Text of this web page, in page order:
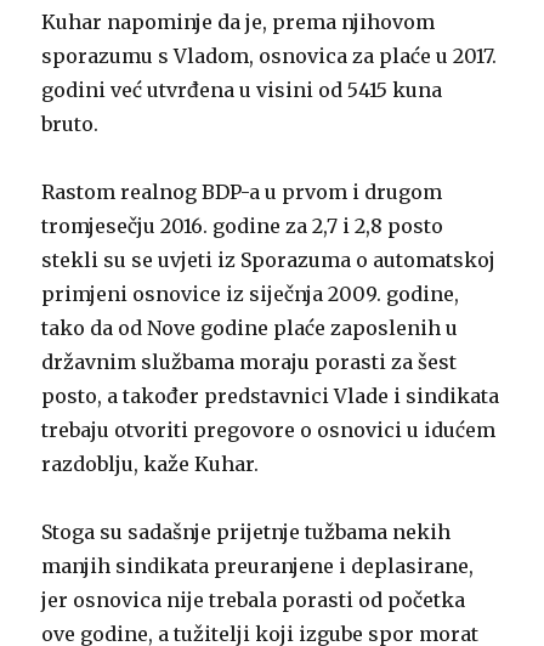
Kuhar napominje da je, prema njihovom
sporazumu s Vladom, osnovica za plaće u 2017.
godini već utvrđena u visini od 5415 kuna
bruto.
Rastom realnog BDP-a u prvom i drugom
tromjesečju 2016. godine za 2,7 i 2,8 posto
stekli su se uvjeti iz Sporazuma o automatskoj
primjeni osnovice iz siječnja 2009. godine,
tako da od Nove godine plaće zaposlenih u
državnim službama moraju porasti za šest
posto, a također predstavnici Vlade i sindikata
trebaju otvoriti pregovore o osnovici u idućem
razdoblju, kaže Kuhar.
Stoga su sadašnje prijetnje tužbama nekih
manjih sindikata preuranjene i deplasirane,
jer osnovica nije trebala porasti od početka
ove godine, a tužitelji koji izgube spor morat